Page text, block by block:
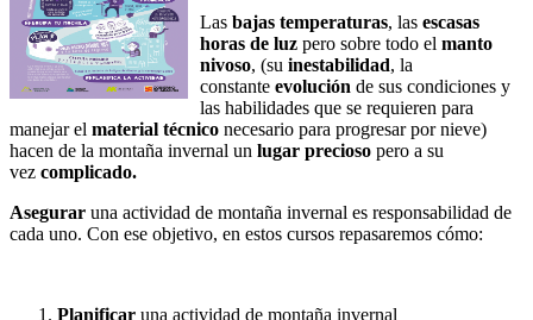
Las bajas temperaturas, las escasas
horas de luz pero sobre todo el manto
nivoso, (su inestabilidad, la
constante evolución de sus condiciones y
las habilidades que se requieren para
manejar el material técnico necesario para progresar por nieve)
hacen de la montaña invernal un lugar precioso pero a su
vez complicado.
Asegurar una actividad de montaña invernal es responsabilidad de
cada uno. Con ese objetivo, en estos cursos repasaremos cómo:
Planificar una actividad de montaña invernal